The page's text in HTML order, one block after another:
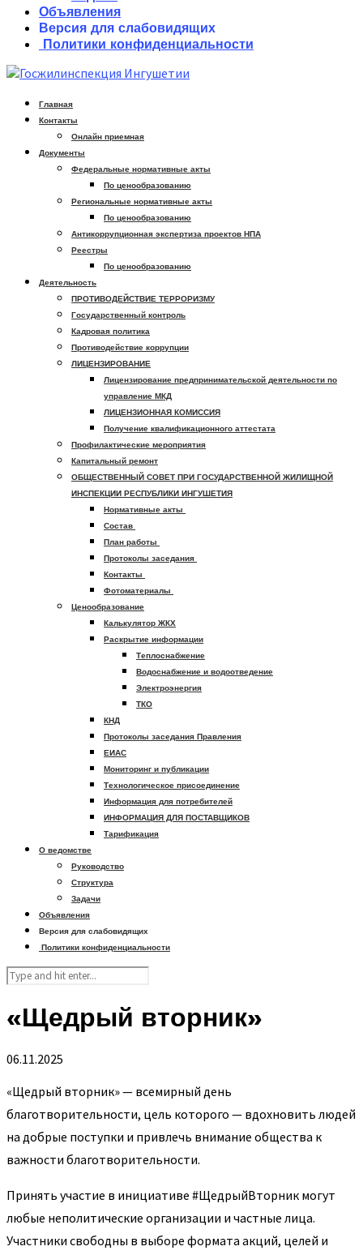
Объявления
Версия для слабовидящих
Политики конфиденциальности
Главная
Контакты
Онлайн приемная
Документы
Федеральные нормативные акты
По ценообразованию
Региональные нормативные акты
По ценообразованию
Антикоррупционная экспертиза проектов НПА
Реестры
По ценообразованию
Деятельность
ПРОТИВОДЕЙСТВИЕ ТЕРРОРИЗМУ
Государственный контроль
Кадровая политика
Противодействие коррупции
ЛИЦЕНЗИРОВАНИЕ
Лицензирование предпринимательской деятельности по
управление МКД
ЛИЦЕНЗИОННАЯ КОМИССИЯ
Получение квалификационного аттестата
Профилактические мероприятия
Капитальный ремонт
ОБЩЕСТВЕННЫЙ СОВЕТ ПРИ ГОСУДАРСТВЕННОЙ ЖИЛИЩНОЙ
ИНСПЕКЦИИ РЕСПУБЛИКИ ИНГУШЕТИЯ
Нормативные акты
Состав
План работы
Протоколы заседания
Контакты
Фотоматериалы
Ценообразование
Калькулятор ЖКХ
Раскрытие информации
Теплоснабжение
Водоснабжение и водоотведение
Электроэнергия
ТКО
КНД
Протоколы заседания Правления
ЕИАС
Мониторинг и публикации
Технологическое присоединение
Информация для потребителей
ИНФОРМАЦИЯ ДЛЯ ПОСТАВЩИКОВ
Тарификация
О ведомстве
Руководство
Структура
Задачи
Объявления
Версия для слабовидящих
Политики конфиденциальности
«Щедрый вторник»
06.11.2025
«Щедрый вторник» — всемирный день
благотворительности, цель которого — вдохновить людей
на добрые поступки и привлечь внимание общества к
важности благотворительности.
Принять участие в инициативе #ЩедрыйВторник могут
любые неполитические организации и частные лица.
Участники свободны в выборе формата акций, целей и